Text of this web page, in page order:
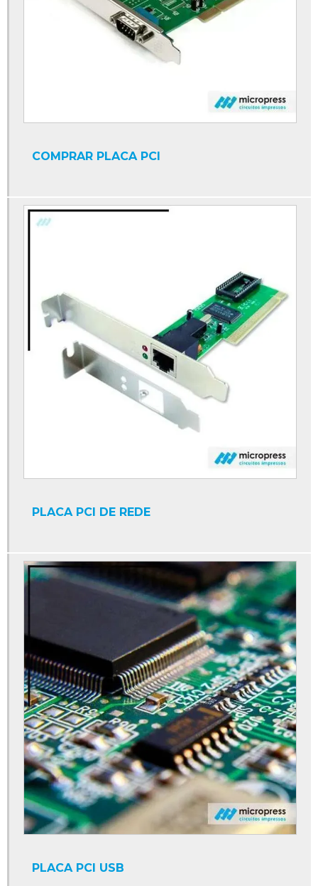
COMPRAR PLACA PCI
PLACA PCI DE REDE
PLACA PCI USB